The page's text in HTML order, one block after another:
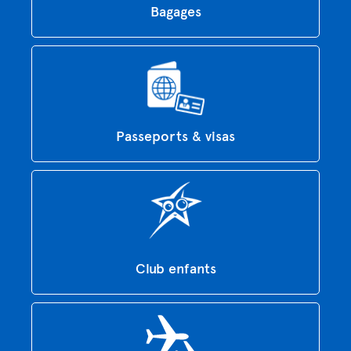
Bagages
Passeports & visas
Club enfants